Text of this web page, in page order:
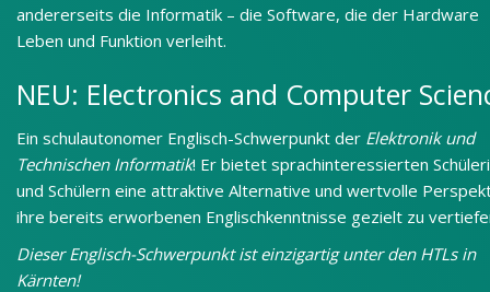
andererseits die Informatik – die Software, die der Hardware
Leben und Funktion verleiht.
NEU: Electronics and Computer
Ein schulautonomer Englisch-Schwerpunkt der Elektronik und
Technischen Informatik! Er bietet sprachinteressierten
und Schülern eine attraktive Alternative und wertvolle
ihre bereits erworbenen Englischkenntnisse gezielt zu
Dieser Englisch-Schwerpunkt ist einzigartig unter den HTLs in
Kärnten!